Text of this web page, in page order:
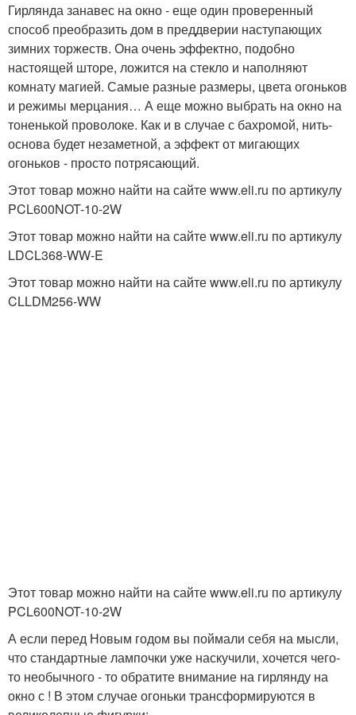
Гирлянда занавес на окно - еще один проверенный
способ преобразить дом в преддверии наступающих
зимних торжеств. Она очень эффектно, подобно
настоящей шторе, ложится на стекло и наполняют
комнату магией. Самые разные размеры, цвета огоньков
и режимы мерцания… А еще можно выбрать на окно на
тоненькой проволоке. Как и в случае с бахромой, нить-
основа будет незаметной, а эффект от мигающих
огоньков - просто потрясающий.
Этот товар можно найти на сайте www.eli.ru по артикулу
PCL600NOT-10-2W
Этот товар можно найти на сайте www.eli.ru по артикулу
LDCL368-WW-E
Этот товар можно найти на сайте www.eli.ru по артикулу
CLLDM256-WW
Этот товар можно найти на сайте www.eli.ru по артикулу
PCL600NOT-10-2W
А если перед Новым годом вы поймали себя на мысли,
что стандартные лампочки уже наскучили, хочется чего-
то необычного - то обратите внимание на гирлянду на
окно с ! В этом случае огоньки трансформируются в